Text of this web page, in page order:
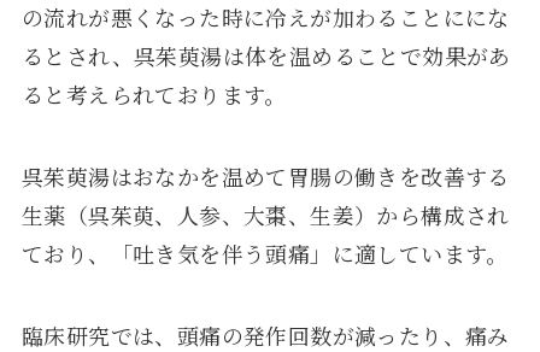
の流れが悪くなった時に冷えが加わることににな
るとされ、呉茱萸湯は体を温めることで効果があ
ると考えられております。
呉茱萸湯はおなかを温めて胃腸の働きを改善する
生薬（呉茱萸、人参、大棗、生姜）から構成され
ており、「吐き気を伴う頭痛」に適しています。
臨床研究では、頭痛の発作回数が減ったり、痛み